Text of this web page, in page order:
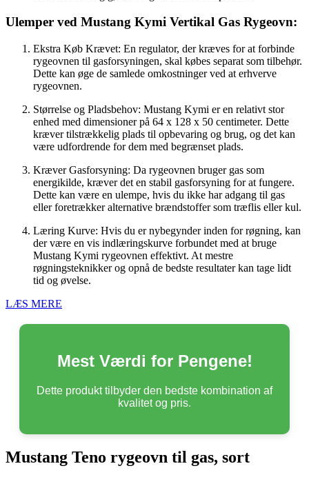
Ulemper ved Mustang Kymi Vertikal Gas Rygeovn:
Ekstra Køb Krævet: En regulator, der kræves for at forbinde
rygeovnen til gasforsyningen, skal købes separat som tilbehør.
Dette kan øge de samlede omkostninger ved at erhverve
rygeovnen.
Størrelse og Pladsbehov: Mustang Kymi er en relativt stor
enhed med dimensioner på 64 x 128 x 50 centimeter. Dette
kræver tilstrækkelig plads til opbevaring og brug, og det kan
være udfordrende for dem med begrænset plads.
Kræver Gasforsyning: Da rygeovnen bruger gas som
energikilde, kræver det en stabil gasforsyning for at fungere.
Dette kan være en ulempe, hvis du ikke har adgang til gas
eller foretrækker alternative brændstoffer som træflis eller kul.
Læring Kurve: Hvis du er nybegynder inden for røgning, kan
der være en vis indlæringskurve forbundet med at bruge
Mustang Kymi rygeovnen effektivt. At mestre
røgningsteknikker og opnå de bedste resultater kan tage lidt
tid og øvelse.
LÆS MERE
Mest Værdi for Pengene!
Dette produkt tilbyder den bedste kombination af
kvalitet og pris.
Mustang Teno rygeovn til gas, sort